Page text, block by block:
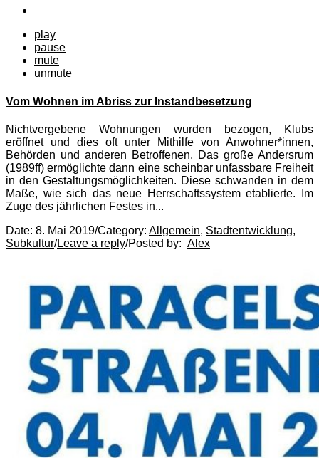
play
pause
mute
unmute
Vom Wohnen im Abriss zur Instandbesetzung
Nichtvergebene Wohnungen wurden bezogen, Klubs
eröffnet und dies oft unter Mithilfe von Anwohner*innen,
Behörden und anderen Betroffenen. Das große Andersrum
(1989ff) ermöglichte dann eine scheinbar unfassbare Freiheit
in den Gestaltungsmöglichkeiten. Diese schwanden in dem
Maße, wie sich das neue Herrschaftssystem etablierte. Im
Zuge des jährlichen Festes in...
Date: 8. Mai 2019/Category: Allgemein, Stadtentwicklung,
Subkultur/Leave a reply/Posted by: Alex